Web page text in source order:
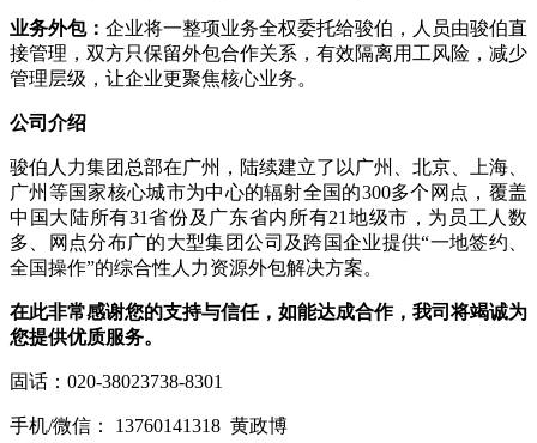
业务外包： 企业将一整项业务全权委托给骏伯，人员由骏伯直
接管理，双方只保留外包合作关系，有效隔离用工风险，减少
管理层级，让企业更聚焦核心业务。
公司介绍
骏伯人力集团总部在广州，陆续建立了以广州、北京、上海、
广州等国家核心城市为中心的辐射全国的300多个网点，覆盖
中国大陆所有31省份及广东省内所有21地级市，为员工人数
多、网点分布广的大型集团公司及跨国企业提供“一地签约、
全国操作”的综合性人力资源外包解决方案。
在此非常感谢您的支持与信任，如能达成合作，我司将竭诚为
您提供优质服务。
固话：020-38023738-8301
手机/微信： 13760141318 黄政博